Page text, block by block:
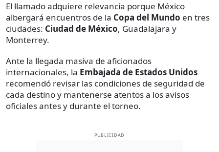
El llamado adquiere relevancia porque México
albergará encuentros de la Copa del Mundo en tres
ciudades: Ciudad de México, Guadalajara y
Monterrey.
Ante la llegada masiva de aficionados
internacionales, la Embajada de Estados Unidos
recomendó revisar las condiciones de seguridad de
cada destino y mantenerse atentos a los avisos
oficiales antes y durante el torneo.
PUBLICIDAD